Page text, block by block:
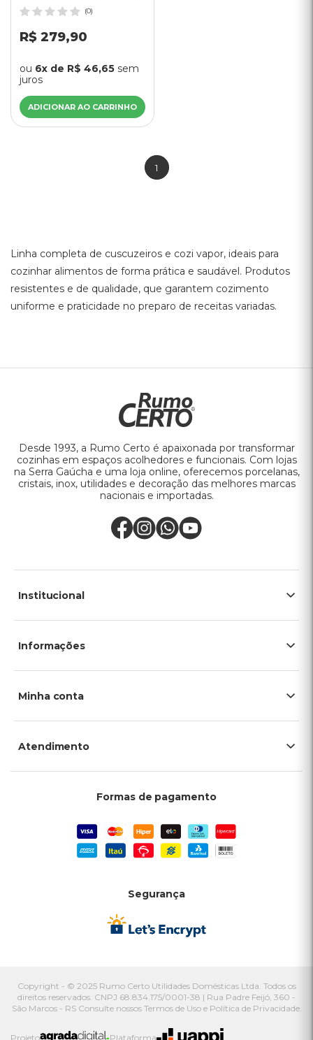
(0)
R$ 279,90
ou 6x de R$ 46,65 sem
juros
ADICIONAR AO CARRINHO
1
Linha completa de cuscuzeiros e cozi vapor, ideais para
cozinhar alimentos de forma prática e saudável. Produtos
resistentes e de qualidade, que garantem cozimento
uniforme e praticidade no preparo de receitas variadas.
Desde 1993, a Rumo Certo é apaixonada por transformar
cozinhas em espaços acolhedores e funcionais. Com lojas
na Serra Gaúcha e uma loja online, oferecemos porcelanas,
cristais, inox, utilidades e decoração das melhores marcas
nacionais e importadas.
Institucional
Informações
Minha conta
Atendimento
Formas de pagamento
Segurança
Copyright - © 2025 Rumo Certo Utilidades Domésticas Ltda. Todos os
direitos reservados. CNPJ 68.834.175/0001-38 | Rua Padre Feijó, 360 -
São Marcos - RS Consulte nossos Termos de Uso e Política de Privacidade.
Projeto Plataforma